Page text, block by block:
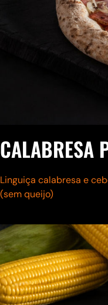
CALABRESA
Linguiça calabresa e
(sem queijo)